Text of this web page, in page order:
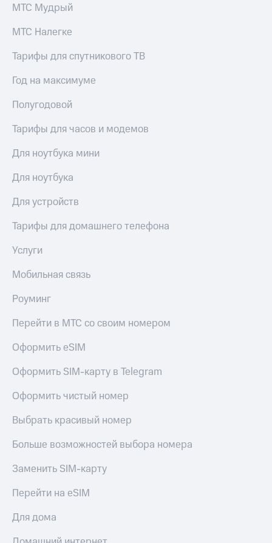
МТС Мудрый
МТС Налегке
Тарифы для спутникового ТВ
Год на максимуме
Полугодовой
Тарифы для часов и модемов
Для ноутбука мини
Для ноутбука
Для устройств
Тарифы для домашнего телефона
Услуги
Мобильная связь
Роуминг
Перейти в МТС со своим номером
Оформить eSIM
Оформить SIM-карту в Telegram
Оформить чистый номер
Выбрать красивый номер
Больше возможностей выбора номера
Заменить SIM-карту
Перейти на eSIM
Для дома